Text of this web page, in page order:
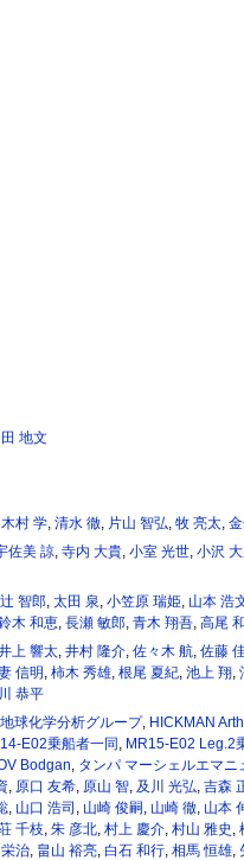
地文
木村 学 ,清水 徹 片山 智弘 ,牧 亮太 ,
佐美 諒 ,寺内 大貴 ,小室 光世 ,小沢
智郎,太田 泉,小笠原 瑞姫, 山本 浩
木 和恵, 長瀬 敏郎, 青木 翔吾, 高尾
上 響太,井村 隆介,佐々木 航,佐藤
信明, 柿木 秀雄, 根尾 夏紀, 池上 翔,
恭平
球化学分析グループ, HICKMAN
E02乗船者一同 , MR15-E02 Leg.2
Bodgan, タンパ マーシェルエマニ
, 原口 友希, 原山 智, 及川 光弘, 吉森
, 山口 浩司 , 山崎 俊嗣 , 山崎 徹, 山本
千枝, 朱 彦北, 村上 慶介, 村山 雅史 ,
治, 畠山 裕亮, 白石 和行, 相馬 恒雄,